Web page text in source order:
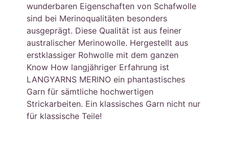
wunderbaren Eigenschaften von Schafwolle
sind bei Merinoqualitäten besonders
ausgeprägt. Diese Qualität ist aus feiner
australischer Merinowolle. Hergestellt aus
erstklassiger Rohwolle mit dem ganzen
Know How langjähriger Erfahrung ist
LANGYARNS MERINO ein phantastisches
Garn für sämtliche hochwertigen
Strickarbeiten. Ein klassisches Garn nicht nur
für klassische Teile!